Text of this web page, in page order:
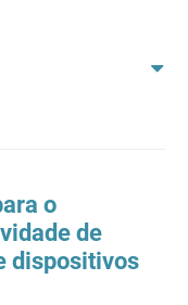
o
de
dispositivos